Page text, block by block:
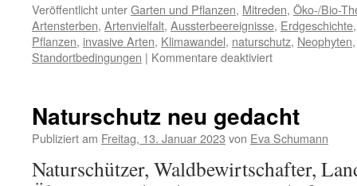
Veröffentlicht unterGarten und Pflanzen, Mitreden, Öko-/Bio-
Artensterben, Artenvielfalt, Aussterbeereignisse, Erdgeschichte
Pflanzen, invasive Arten, Klimawandel, naturschutz, Neophyten
Standortbedingungen | Kommentare deaktiviert
Naturschutz neu gedacht
Publiziert am Freitag, 13. Januar 2023 von Eva Schumann
Naturschützer, Waldbewirtschafter,